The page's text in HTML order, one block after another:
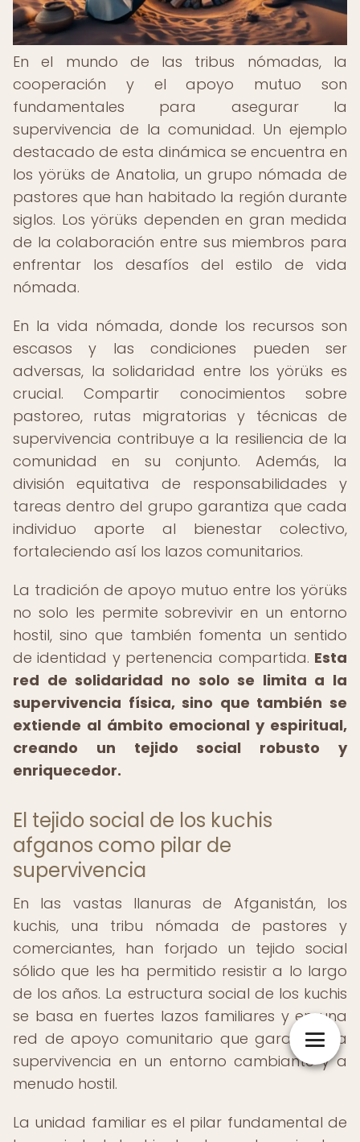
En el mundo de las tribus nómadas, la
cooperación y el apoyo mutuo son
fundamentales para asegurar la
supervivencia de la comunidad. Un ejemplo
destacado de esta dinámica se encuentra en
los yörüks de Anatolia, un grupo nómada de
pastores que han habitado la región durante
siglos. Los yörüks dependen en gran medida
de la colaboración entre sus miembros para
enfrentar los desafíos del estilo de vida
nómada.
En la vida nómada, donde los recursos son
escasos y las condiciones pueden ser
adversas, la solidaridad entre los yörüks es
crucial. Compartir conocimientos sobre
pastoreo, rutas migratorias y técnicas de
supervivencia contribuye a la resiliencia de la
comunidad en su conjunto. Además, la
división equitativa de responsabilidades y
tareas dentro del grupo garantiza que cada
individuo aporte al bienestar colectivo,
fortaleciendo así los lazos comunitarios.
La tradición de apoyo mutuo entre los yörüks
no solo les permite sobrevivir en un entorno
hostil, sino que también fomenta un sentido
de identidad y pertenencia compartida. Esta
red de solidaridad no solo se limita a la
supervivencia física, sino que también se
extiende al ámbito emocional y espiritual,
creando un tejido social robusto y
enriquecedor.
El tejido social de los kuchis
afganos como pilar de
supervivencia
En las vastas llanuras de Afganistán, los
kuchis, una tribu nómada de pastores y
comerciantes, han forjado un tejido social
sólido que les ha permitido resistir a lo largo
de los años. La estructura social de los kuchis
se basa en fuertes lazos familiares y en una
red de apoyo comunitario que garantiza la
supervivencia en un entorno cambiante y a
menudo hostil.
La unidad familiar es el pilar fundamental de